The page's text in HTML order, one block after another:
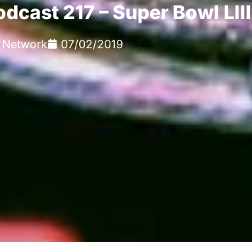
217 – Super Bowl LIII
Network 07/02/2019